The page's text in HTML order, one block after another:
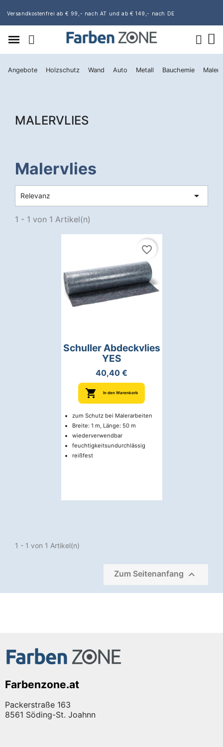
Versandkostenfrei ab € 99,- nach AT und ab € 149,- nach DE
Angebote Holzschutz Wand Auto Metall Bauchemie
MALERVLIES
Malervlies
Relevanz 
1 - 1 von 1 Artikel(n)
Vorschau
Schuller Abdeckvlies
YES
40,40 €
 In den Warenkorb
zum Schutz bei Malerarbeiten
Breite: 1 m, Länge: 50 m
wiederverwendbar
feuchtigkeitsundurchlässig
reißfest
favorite_border
1 - 1 von 1 Artikel(n)
Zum Seitenanfang 
Farbenzone.at
Packerstraße 163
8561 Söding-St. Joahnn